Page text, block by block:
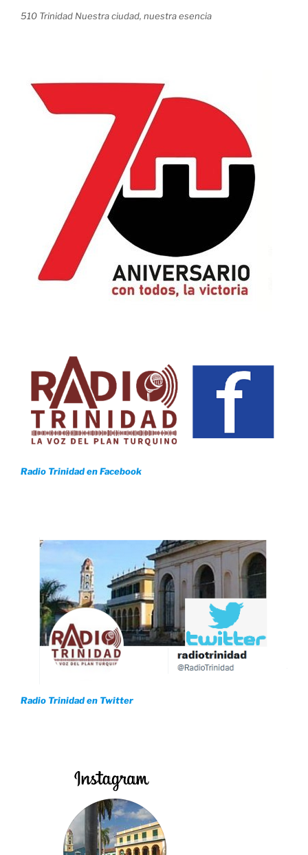
510 Trinidad Nuestra ciudad, nuestra esencia
Radio Trinidad en Facebook
Radio Trinidad en Twitter